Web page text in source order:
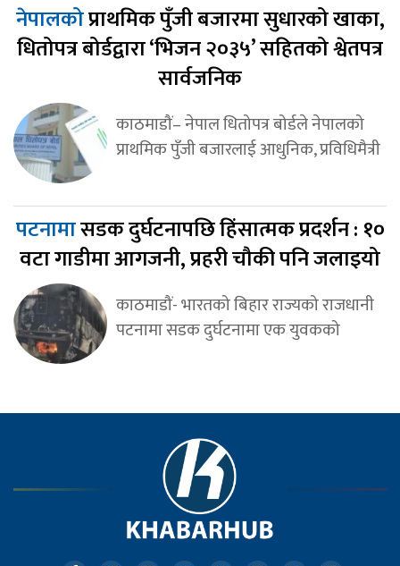
नेपालकोप्राथमिक पुँजी बजारमा सुधारको खाका,
धितोपत्र बोर्डद्वारा ‘भिजन २०३५’ सहितको श्वेतपत्र
सार्वजनिक
काठमाडौं– नेपाल धितोपत्र बोर्डले नेपालको
प्राथमिक पुँजी बजारलाई आधुनिक, प्रविधिमैत्री
पटनामासडक दुर्घटनापछि हिंसात्मक प्रदर्शन : १०
वटा गाडीमा आगजनी, प्रहरी चौकी पनि जलाइयो
काठमाडौं- भारतको बिहार राज्यको राजधानी
पटनामा सडक दुर्घटनामा एक युवकको